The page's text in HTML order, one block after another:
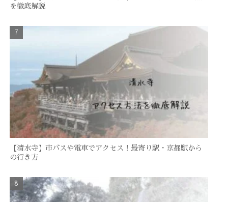
を徹底解説
【清水寺】市バスや電車でアクセス！最寄り駅・京都駅から
の行き方